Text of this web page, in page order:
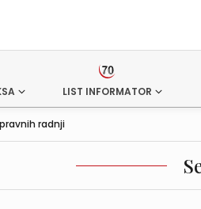
LIST INFORMATOR
radnji